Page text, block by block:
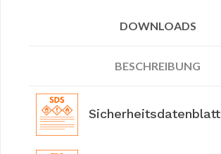
DOWNLOADS
BESCHREIBUNG
Sicherheitsdatenblatt